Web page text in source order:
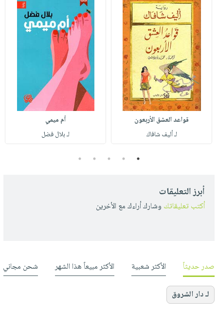
قواعد العشق الأربعون
لـ أليف شافاك
أم ميمي
لـ بلال فضل
1
2
3
4
5
أبرز التعليقات
أكتب تعليقاتك وشارك أراءك مع الأخرين
صدر حديثاً الأكثر شعبية الأكثر مبيعاً هذا الشهر شحن مجاني
لـ دار الشروق